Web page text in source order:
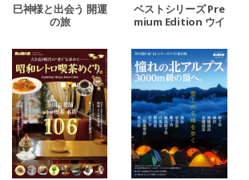
巳神様と出会う 開運
の旅
ベストシリーズ Pre
mium Edition ウイ
25